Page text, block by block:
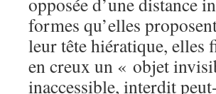
formes qu’elles
leur tête hiératique, elles
en creux un « objet
inaccessible, interdit